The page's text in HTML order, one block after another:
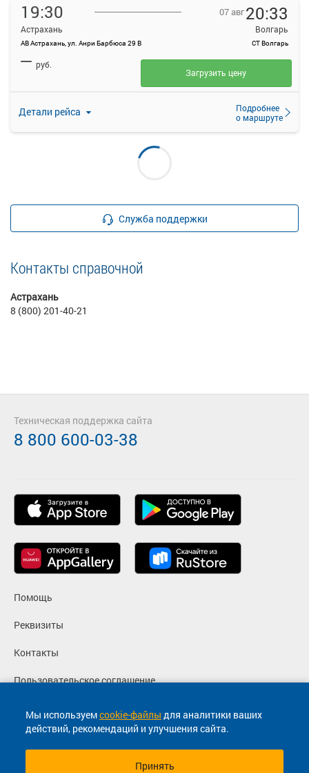
19:30
Астрахань
АВ Астрахань, ул. Анри Барбюса 29 В
07 авг20:33
Волгарь
СТ Волгарь
Детали рейса
Подробнее
о маршруте
— руб.
Загрузить цену
Служба поддержки
Контакты справочной
Астрахань
8 (800) 201-40-21
Мы используемcookie-файлы для аналитики ваших
действий, рекомендаций и улучшения сайта.
Принять
Помощь
Реквизиты
Контакты
Пользовательское соглашение
Политика конфиденциальности
Согласие на маркетинговые сообщения
Техническая поддержка сайта
8 800 600-03-38